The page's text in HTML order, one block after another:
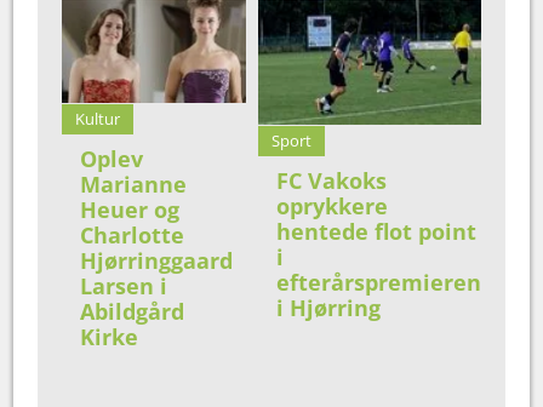
Kultur
Oplev
Marianne
Heuer og
Charlotte
Hjørringgaard
Larsen i
Abildgård
Kirke
Sport
FC Vakoks
oprykkere
hentede flot point
i
efterårspremieren
i Hjørring